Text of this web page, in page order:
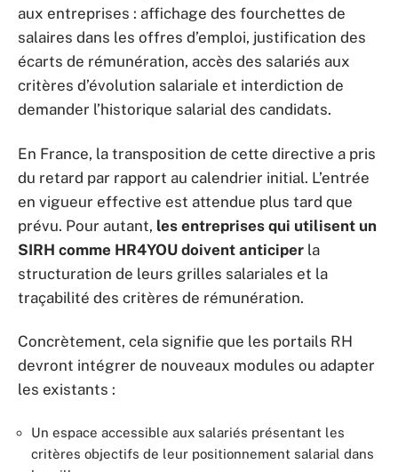
aux entreprises : affichage des fourchettes de
salaires dans les offres d’emploi, justification des
écarts de rémunération, accès des salariés aux
critères d’évolution salariale et interdiction de
demander l’historique salarial des candidats.
En France, la transposition de cette directive a pris
du retard par rapport au calendrier initial. L’entrée
en vigueur effective est attendue plus tard que
prévu. Pour autant, les entreprises qui utilisent un
SIRH comme HR4YOU doivent anticiper la
structuration de leurs grilles salariales et la
traçabilité des critères de rémunération.
Concrètement, cela signifie que les portails RH
devront intégrer de nouveaux modules ou adapter
les existants :
Un espace accessible aux salariés présentant les
critères objectifs de leur positionnement salarial dans